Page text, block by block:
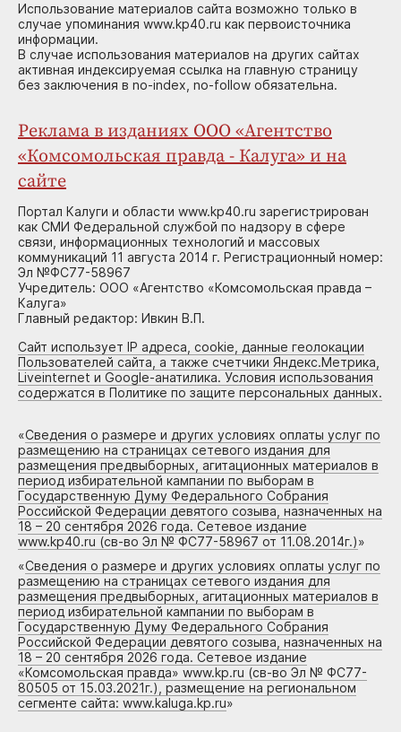
Использование материалов сайта возможно только в
случае упоминания www.kp40.ru как первоисточника
информации.
В случае использования материалов на других сайтах
активная индексируемая ссылка на главную страницу
без заключения в no-index, no-follow обязательна.
Реклама в изданиях ООО «Агентство
«Комсомольская правда - Калуга» и на
сайте
Портал Калуги и области www.kp40.ru зарегистрирован
как СМИ Федеральной службой по надзору в сфере
связи, информационных технологий и массовых
коммуникаций 11 августа 2014 г. Регистрационный номер:
Эл №ФС77-58967
Учредитель: ООО «Агентство «Комсомольская правда –
Калуга»
Главный редактор: Ивкин В.П.
Сайт использует IP адреса, cookie, данные геолокации
Пользователей сайта, а также счетчики Яндекс.Метрика,
Liveinternet и Google-анатилика. Условия использования
содержатся в Политике по защите персональных данных.
«Сведения о размере и других условиях оплаты услуг по
размещению на страницах сетевого издания для
размещения предвыборных, агитационных материалов в
период избирательной кампании по выборам в
Государственную Думу Федерального Собрания
Российской Федерации девятого созыва, назначенных на
18 – 20 сентября 2026 года. Сетевое издание
www.kp40.ru (св-во Эл № ФС77-58967 от 11.08.2014г.)»
«Сведения о размере и других условиях оплаты услуг по
размещению на страницах сетевого издания для
размещения предвыборных, агитационных материалов в
период избирательной кампании по выборам в
Государственную Думу Федерального Собрания
Российской Федерации девятого созыва, назначенных на
18 – 20 сентября 2026 года. Сетевое издание
«Комсомольская правда» www.kp.ru (св-во Эл № ФС77-
80505 от 15.03.2021г.), размещение на региональном
сегменте сайта: www.kaluga.kp.ru»